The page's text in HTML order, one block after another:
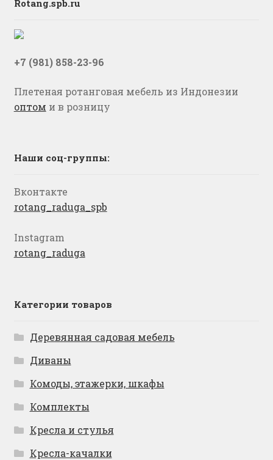
Rotang.spb.ru
+7 (981) 858-23-96
Плетеная ротанговая мебель из Индонезии
оптом и в розницу
Наши соц-группы:
Вконтакте
rotang_raduga_spb
Instagram
rotang_raduga
Категории товаров
Деревянная садовая мебель
Диваны
Комоды, этажерки, шкафы
Комплекты
Кресла и стулья
Кресла-качалки